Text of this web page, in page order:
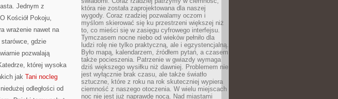
Jednym z
Kościół Pokoju,
wrażenie nawet na
gdzie
pozwalają
której wysoka
jak Tani nocleg
odległości od
która nie została zaprojektowana dla naszej
wygody. Coraz rzadziej pozwalamy oczom i
myślom skierować się ku przestrzeni większej niż
to, co mieści się w zasięgu cyfrowego interfejsu.
Tymczasem nocne niebo od wieków pełniło dla
ludzi rolę nie tylko praktyczną, ale i egzystencjalną.
Było mapą, kalendarzem, źródłem pytań, a czasem
także pocieszenia. Patrzenie w gwiazdy wymaga
dziś większego wysiłku niż dawniej. Problemem nie
jest wyłącznie brak czasu, ale także światło
sztuczne, które z roku na rok skuteczniej wypiera
ciemność z naszego otoczenia. W wielu miejscach
noc nie jest już naprawdę nocą. Nad miastami